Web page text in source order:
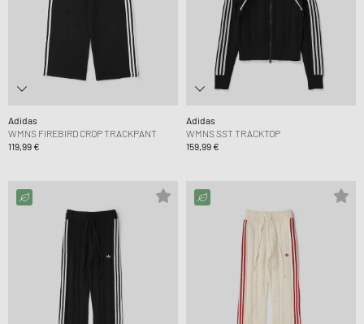
Adidas
WMNS FIREBIRD CROP TRACKPANT
119,99 €
Adidas
WMNS SST TRACKTOP
159,99 €